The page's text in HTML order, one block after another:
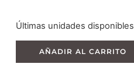
Últimas unidades disponibles
AÑADIR AL CARRITO